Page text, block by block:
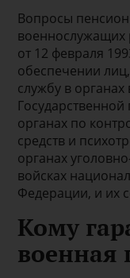
Вопросы
военнослужащих
от 12 февраля
обеспечении
службу в органах
органах по
средств и
органах
войсках
Федерации, и их
Кому
военная